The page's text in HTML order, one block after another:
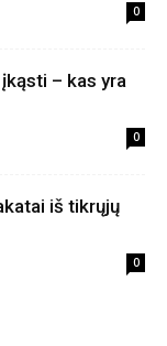
0
– kas yra
0
iš tikrųjų
0